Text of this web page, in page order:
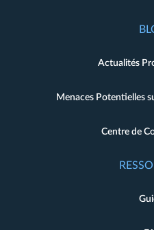
Actualités
Menaces Potentielles
Centre de